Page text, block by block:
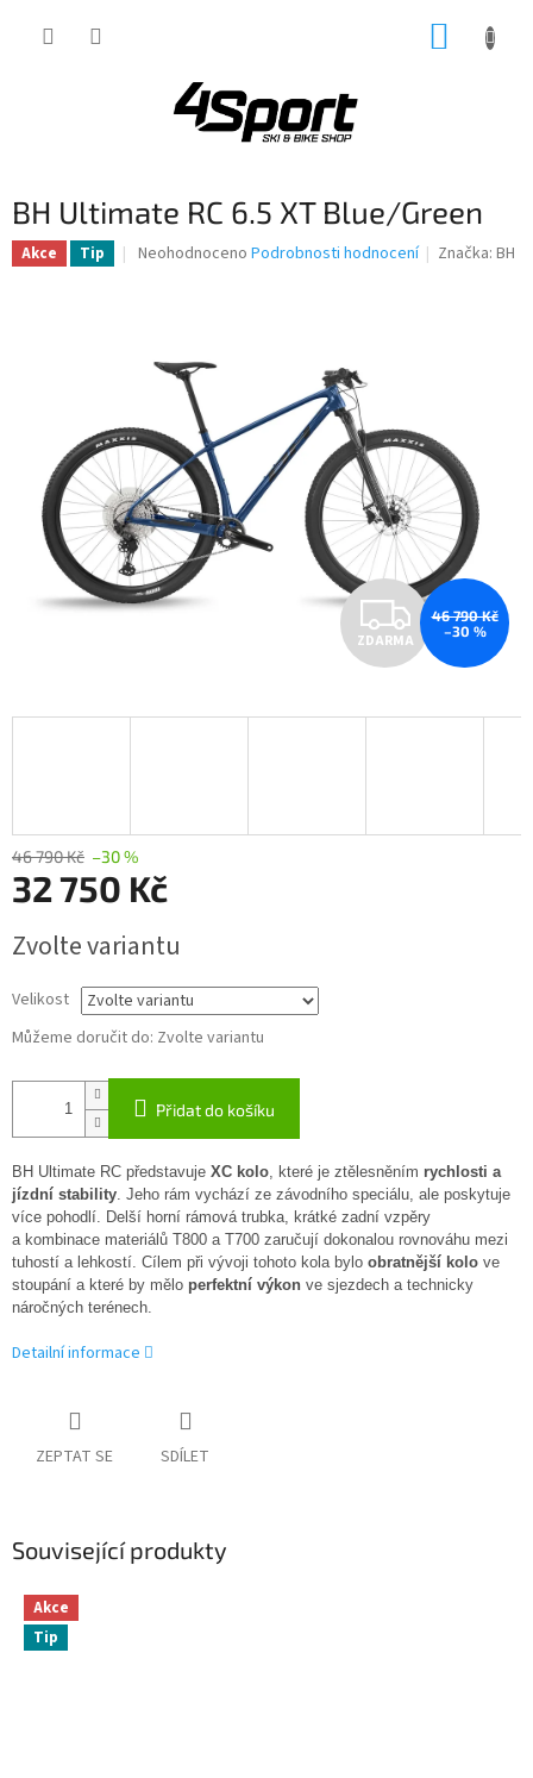
BH Ultimate RC 6.5 XT Blue/Green
Akce Tip
Průměrné
hvězdiček.
Neohodnoceno Podrobnosti hodnocení Značka:BH
Z
D
A
ZDARMA
46 790 Kč
–30 %
46 790 Kč –30 %
32 750 Kč
cena:
Zvolte variantu
Velikost
Můžeme doručit do: Zvolte variantu
Přidat do košíku
BH Ultimate RC představuje XC kolo, které je ztělesněním rychlosti a
jízdní stability. Jeho rám vychází ze závodního speciálu, ale poskytuje
více pohodlí. Delší horní rámová trubka, krátké zadní vzpěry
a kombinace materiálů T800 a T700 zaručují dokonalou rovnováhu mezi
tuhostí a lehkostí. Cílem při vývoji tohoto kola bylo obratnější kolo ve
stoupání a které by mělo perfektní výkon ve sjezdech a technicky
náročných terénech.
Detailní informace
ZEPTAT SE SDÍLET
Související produkty
Akce
Tip